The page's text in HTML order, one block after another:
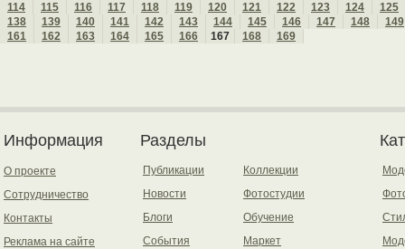
114
115 116 117 118 119 120 121 122 123 124
125
138
139 140 141 142 143 144 145 146 147 148
149
161
162 163 164 165 166 167 168 169
Информация
О проекте
Сотрудничество
Контакты
Реклама на сайте
Разделы
Публикации
Новости
Блоги
События
Коллекции
Фотостудии
Обучение
Маркет